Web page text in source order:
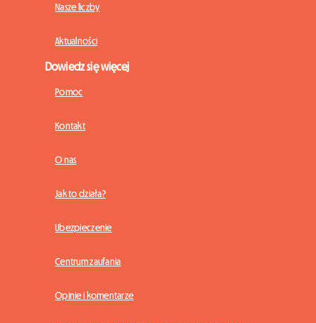
Nasze liczby
Aktualności
Dowiedz się więcej
Pomoc
Kontakt
O nas
Jak to działa?
Ubezpieczenie
Centrum zaufania
Opinie i komentarze